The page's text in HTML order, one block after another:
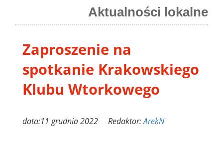
Aktualności lokalne
Zaproszenie na
spotkanie Krakowskiego
Klubu Wtorkowego
data:11 grudnia 2022 Redaktor:ArekN